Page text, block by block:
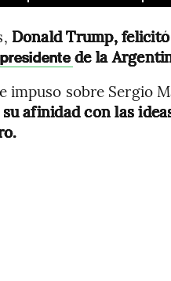
Donald Trump,
de la
sobre Sergio
afinidad con las